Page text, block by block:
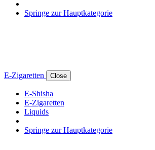
Springe zur Hauptkategorie
E-Zigaretten Close
E-Shisha
E-Zigaretten
Liquids
Springe zur Hauptkategorie